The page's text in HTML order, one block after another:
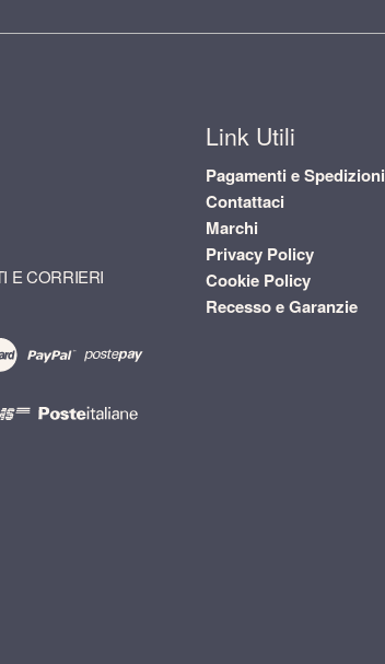
E CORRIERI
Link Utili
Pagamenti e Spedizioni
Contattaci
Marchi
Privacy Policy
Cookie Policy
Recesso e Garanzie